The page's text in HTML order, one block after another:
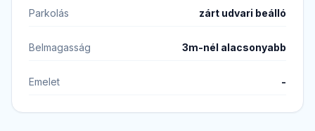
Parkolás zárt udvari beálló
Belmagasság 3m-nél alacsonyabb
Emelet -